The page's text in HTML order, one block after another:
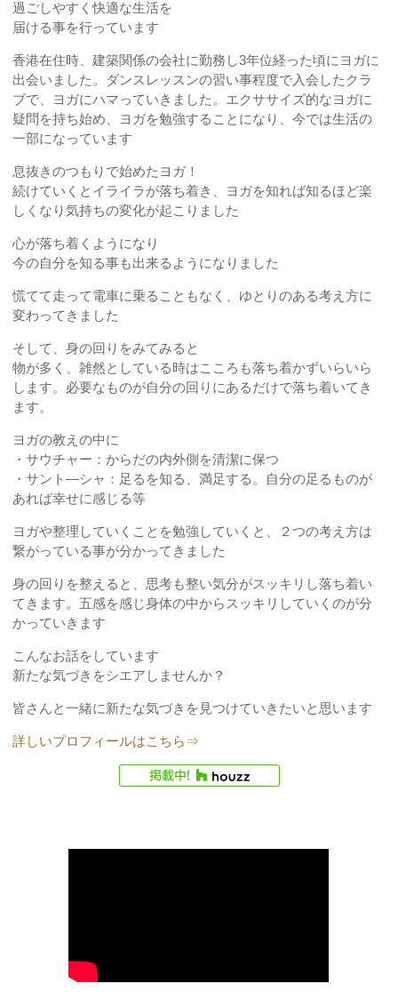
過ごしやすく快適な生活を
届ける事を行っています
香港在住時、建築関係の会社に勤務し3年位経った頃にヨガに
出会いました。ダンスレッスンの習い事程度で入会したクラ
ブで、ヨガにハマっていきました。エクササイズ的なヨガに
疑問を持ち始め、ヨガを勉強することになり、今では生活の
一部になっています
息抜きのつもりで始めたヨガ！
続けていくとイライラが落ち着き、ヨガを知れば知るほど楽
しくなり気持ちの変化が起こりました
心が落ち着くようになり
今の自分を知る事も出来るようになりました
慌てて走って電車に乗ることもなく、ゆとりのある考え方に
変わってきました
そして、身の回りをみてみると
物が多く、雑然としている時はこころも落ち着かずいらいら
します。必要なものが自分の回りにあるだけで落ち着いてき
ます。
ヨガの教えの中に
・サウチャー：からだの内外側を清潔に保つ
・サント―シャ：足るを知る、満足する。自分の足るものが
あれば幸せに感じる等
ヨガや整理していくことを勉強していくと、２つの考え方は
繋がっている事が分かってきました
身の回りを整えると、思考も整い気分がスッキリし落ち着い
てきます。五感を感じ身体の中からスッキリしていくのが分
かっていきます
こんなお話をしています
新たな気づきをシエアしませんか？
皆さんと一緒に新たな気づきを見つけていきたいと思います
詳しいプロフィールはこちら⇒